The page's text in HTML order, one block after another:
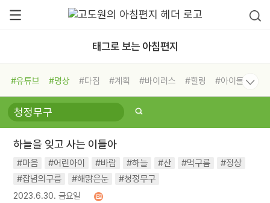
태그로 보는 아침편지
#유튜브 #명상 #다짐 #계획 #바이러스 #힐링
#아이들
#비전캠프
#독서캠프 #삶
#희망
#나눔 #친구 #링컨학교
#독서
#건강 #면역력
하늘을 잊고 사는 이들아
#마음 #어린아이 #바람 #하늘 #산 #먹구름
#정상
#잡념의구름
#해맑은눈 #청정무구
2023.6.30. 금요일